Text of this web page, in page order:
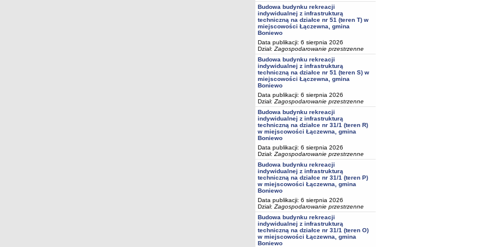
Budowa budynku rekreacji
indywidualnej z infrastrukturą
techniczną na działce nr 51 (teren T) w
miejscowości Łączewna, gmina
Boniewo
Data publikacji: 6 sierpnia 2026
Dział: Zagospodarowanie przestrzenne
Budowa budynku rekreacji
indywidualnej z infrastrukturą
techniczną na działce nr 51 (teren S) w
miejscowości Łączewna, gmina
Boniewo
Data publikacji: 6 sierpnia 2026
Dział: Zagospodarowanie przestrzenne
Budowa budynku rekreacji
indywidualnej z infrastrukturą
techniczną na działce nr 31/1 (teren R)
w miejscowości Łączewna, gmina
Boniewo
Data publikacji: 6 sierpnia 2026
Dział: Zagospodarowanie przestrzenne
Budowa budynku rekreacji
indywidualnej z infrastrukturą
techniczną na działce nr 31/1 (teren P)
w miejscowości Łączewna, gmina
Boniewo
Data publikacji: 6 sierpnia 2026
Dział: Zagospodarowanie przestrzenne
Budowa budynku rekreacji
indywidualnej z infrastrukturą
techniczną na działce nr 31/1 (teren O)
w miejscowości Łączewna, gmina
Boniewo